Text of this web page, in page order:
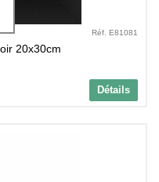
Réf. E81081
20x30cm
Détails